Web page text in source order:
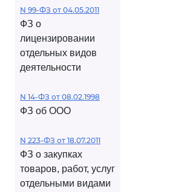
N 99-ФЗ от 04.05.2011
ФЗ о
лицензировании
отдельных видов
деятельности
N 14-ФЗ от 08.02.1998
ФЗ об ООО
N 223-ФЗ от 18.07.2011
ФЗ о закупках
товаров, работ, услуг
отдельными видами